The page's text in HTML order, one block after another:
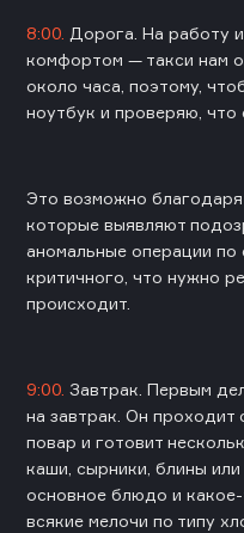
8:00. Дорога. На работу
комфортом — такси нам
около часа, поэтому,
ноутбук и проверяю, что
Это возможно
которые выявляют
аномальные операции по
критичного, что нужно
происходит.
9:00. Завтрак. Первым
на завтрак. Он проходит
повар и готовит
каши, сырники, блины
основное блюдо и
всякие мелочи по типу